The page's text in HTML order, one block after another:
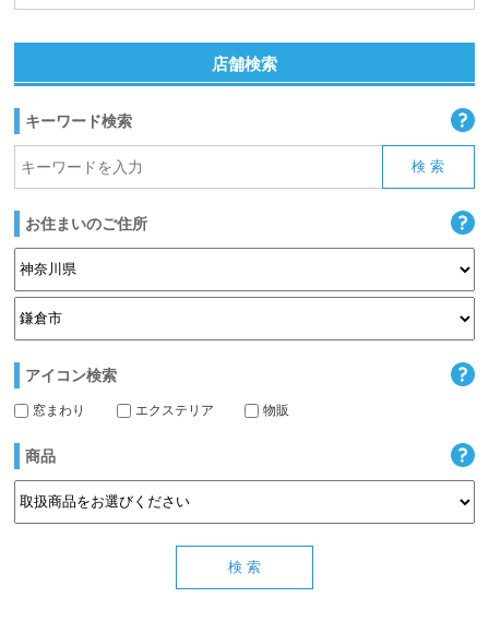
店舗検索
キーワード検索
お住まいのご住所
アイコン検索
窓まわり エクステリア 物販
商品